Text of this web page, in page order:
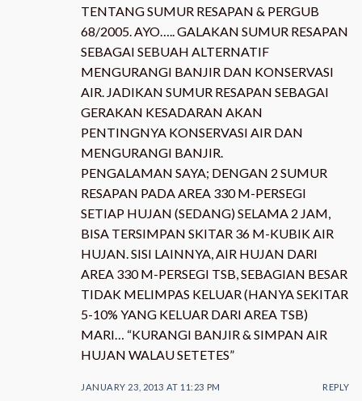
TENTANG SUMUR RESAPAN & PERGUB
68/2005. AYO….. GALAKAN SUMUR RESAPAN
SEBAGAI SEBUAH ALTERNATIF
MENGURANGI BANJIR DAN KONSERVASI
AIR. JADIKAN SUMUR RESAPAN SEBAGAI
GERAKAN KESADARAN AKAN
PENTINGNYA KONSERVASI AIR DAN
MENGURANGI BANJIR.
PENGALAMAN SAYA; DENGAN 2 SUMUR
RESAPAN PADA AREA 330 M-PERSEGI
SETIAP HUJAN (SEDANG) SELAMA 2 JAM,
BISA TERSIMPAN SKITAR 36 M-KUBIK AIR
HUJAN. SISI LAINNYA, AIR HUJAN DARI
AREA 330 M-PERSEGI TSB, SEBAGIAN BESAR
TIDAK MELIMPAS KELUAR (HANYA SEKITAR
5-10% YANG KELUAR DARI AREA TSB)
MARI… “KURANGI BANJIR & SIMPAN AIR
HUJAN WALAU SETETES”
JANUARY 23, 2013 AT 11:23 PM REPLY